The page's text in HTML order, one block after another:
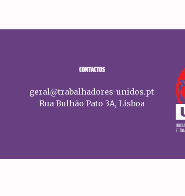
CONTACTOS
geral@trabalhadores-unidos.pt
Rua Bulhão Pato 3A, Lisboa